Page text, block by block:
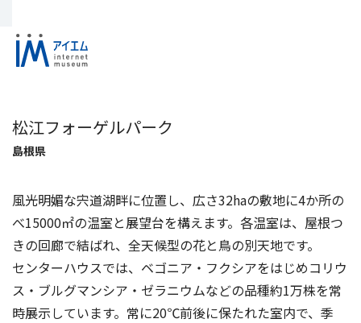
松江フォーゲルパーク
島根県
風光明媚な宍道湖畔に位置し、広さ32haの敷地に4か所の
べ15000㎡の温室と展望台を構えます。各温室は、屋根つ
きの回廊で結ばれ、全天候型の花と鳥の別天地です。
センターハウスでは、ベゴニア・フクシアをはじめコリウ
ス・ブルグマンシア・ゼラニウムなどの品種約1万株を常
時展示しています。常に20℃前後に保たれた室内で、季